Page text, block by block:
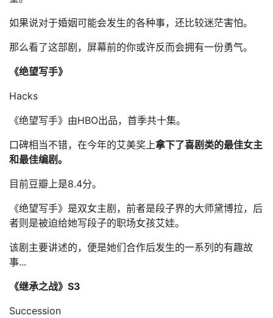
如果说对于婚姻可能会发生的各种事，还比较迷茫害怕。
那么看了这部剧，屏幕前的你或许反而会拥有一份勇气。
《绝望写手》
Hacks
《绝望写手》由HBO出品，首季共十集。
口碑相当不错，在今年的艾美奖上拿下了喜剧类的最佳女主
和最佳编剧。
目前豆瓣上是8.4分。
《绝望写手》是双女主剧，前者是段子界的大师黛博拉，后
者则是被迫给她写段子的职场女孩艾娃。
该剧主要讲述的，便是她们合作后发生的一系列的有趣故
事...
《继承之战》S3
Succession